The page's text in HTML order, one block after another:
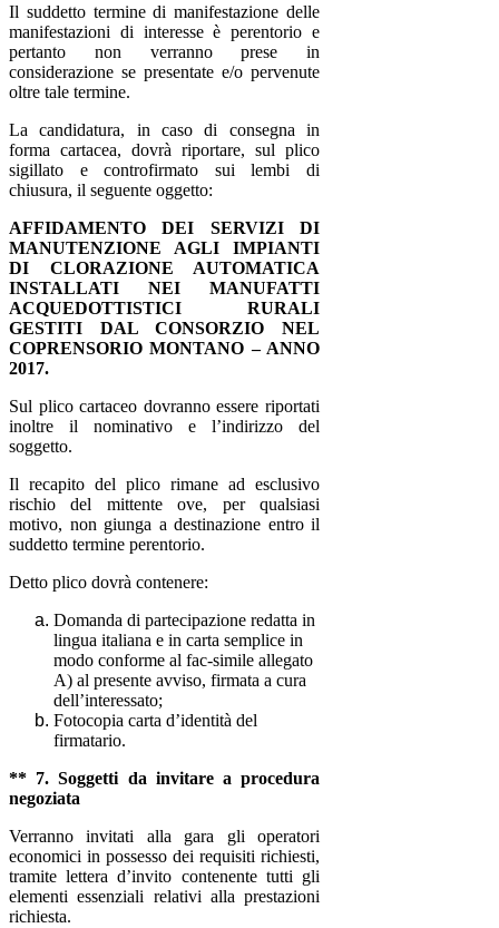
Il suddetto termine di manifestazione delle
manifestazioni di interesse è perentorio e
pertanto non verranno prese in
considerazione se presentate e/o pervenute
oltre tale termine.
La candidatura, in caso di consegna in
forma cartacea, dovrà riportare, sul plico
sigillato e controfirmato sui lembi di
chiusura, il seguente oggetto:
AFFIDAMENTO DEI SERVIZI DI
MANUTENZIONE AGLI IMPIANTI
DI CLORAZIONE AUTOMATICA
INSTALLATI NEI MANUFATTI
ACQUEDOTTISTICI RURALI
GESTITI DAL CONSORZIO NEL
COPRENSORIO MONTANO – ANNO
2017.
Sul plico cartaceo dovranno essere riportati
inoltre il nominativo e l’indirizzo del
soggetto.
Il recapito del plico rimane ad esclusivo
rischio del mittente ove, per qualsiasi
motivo, non giunga a destinazione entro il
suddetto termine perentorio.
Detto plico dovrà contenere:
Domanda di partecipazione redatta in
lingua italiana e in carta semplice in
modo conforme al fac-simile allegato
A) al presente avviso, firmata a cura
dell’interessato;
Fotocopia carta d’identità del
firmatario.
** 7. Soggetti da invitare a procedura
negoziata
Verranno invitati alla gara gli operatori
economici in possesso dei requisiti richiesti,
tramite lettera d’invito contenente tutti gli
elementi essenziali relativi alla prestazioni
richiesta.